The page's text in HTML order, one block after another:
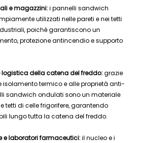
e magazzini:i pannelli sandwich
utilizzati nelle pareti e nei tetti
poiché garantiscono un
protezione antincendio e supporto
logistica della catena del freddo:grazie
isolamento termico e alle proprietà anti-
sandwich ondulati sono un materiale
tetti di celle frigorifere, garantendo
lungo tutta la catena del freddo.
e laboratori farmaceutici:il nucleo e i